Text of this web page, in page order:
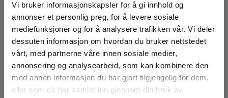
Vi bruker informasjonskapsler for å gi innhold og
annonser et personlig preg, for å levere sosiale
mediefunksjoner og for å analysere trafikken vår. Vi deler
dessuten informasjon om hvordan du bruker nettstedet
vårt, med partnerne våre innen sosiale medier,
annonsering og analysearbeid, som kan kombinere den
med annen informasjon du har gjort tilgjengelig for dem,
eller som de har samlet inn gjennom din bruk av